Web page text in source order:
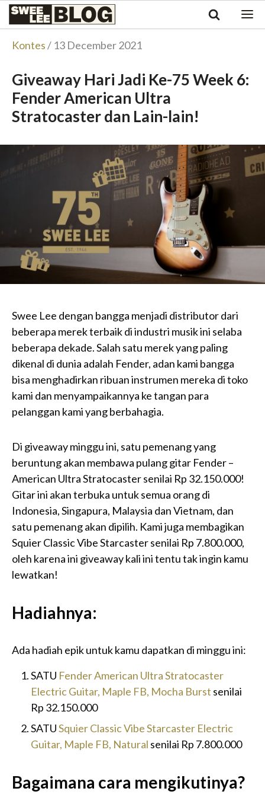
Singapore
Malaysia
Tiếng Việt
Swee
Blog
Kontes/ 13 December 2021
Giveaway Hari Jadi Ke-75 Week 6:
Fender American Ultra
Stratocaster dan Lain-lain!
Swee Lee dengan bangga menjadi distributor dari
beberapa merek terbaik di industri musik ini selaba
beberapa dekade. Salah satu merek yang paling
dikenal di dunia adalah Fender, adan kami bangga
bisa menghadirkan ribuan instrumen mereka di toko
kami dan menyampaikannya ke tangan para
pelanggan kami yang berbahagia.
Di giveaway minggu ini, satu pemenang yang
beruntung akan membawa pulang gitar Fender –
American Ultra Stratocaster senilai Rp 32.150.000!
Gitar ini akan terbuka untuk semua orang di
Indonesia, Singapura, Malaysia dan Vietnam, dan
satu pemenang akan dipilih. Kami juga membagikan
Squier Classic Vibe Starcaster senilai Rp 7.800.000,
oleh karena ini giveaway kali ini tentu tak ingin kamu
lewatkan!
Hadiahnya:
Ada hadiah epik untuk kamu dapatkan di minggu ini:
SATU Fender American Ultra Stratocaster
Electric Guitar, Maple FB, Mocha Burst senilai
Rp 32.150.000
SATUSquier Classic Vibe Starcaster Electric
Guitar, Maple FB, Natural senilai Rp 7.800.000
Bagaimana cara mengikutinya?